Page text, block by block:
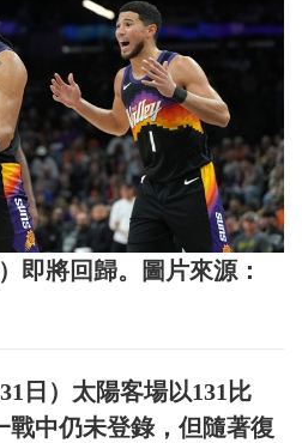
即將回歸。圖片來源：
日）太陽客場以131比
戰中仍未登錄，但隨著復